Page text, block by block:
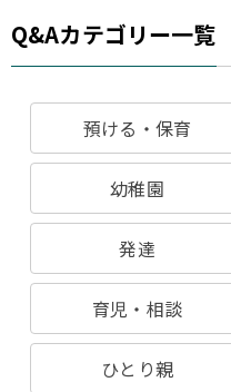
Q&Aカテゴリー一覧
預ける・保育
幼稚園
発達
育児・相談
ひとり親